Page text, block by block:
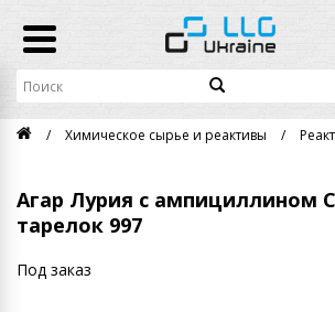
Химическое сырье и реактивы
Агар Лурия с ампициллином
тарелок 997
Под заказ